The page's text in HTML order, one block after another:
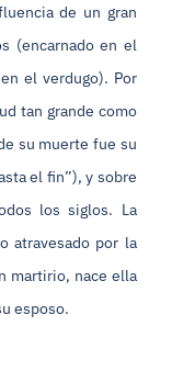
de un gran
(encarnado en el
el verdugo). Por
tan grande como
su muerte fue su
el fin”), y sobre
los siglos. La
atravesado por la
martirio, nace ella
esposo.